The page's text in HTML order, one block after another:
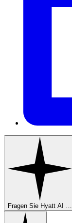
Fragen Sie Hyatt AI …